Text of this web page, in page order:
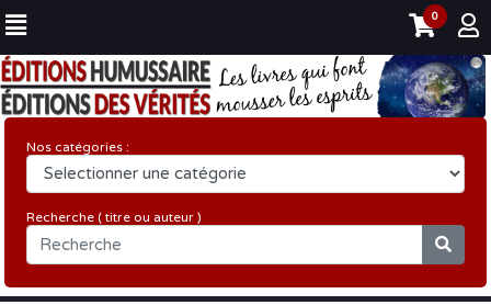
0
Nos catégories :
Recherche ( titre ou auteur )